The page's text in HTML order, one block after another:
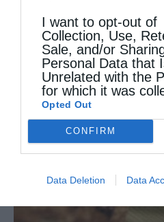
I want to opt-out of
Collection, Use,
Sale, and/or
Personal Data that
Unrelated with the
for which it was
Opted Out
CONFIRM
Data Deletion Data
ΔΕΙΤΕ